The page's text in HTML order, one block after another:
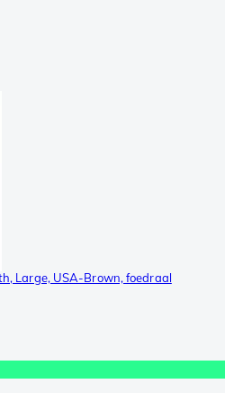
Large, USA-Brown, foedraal